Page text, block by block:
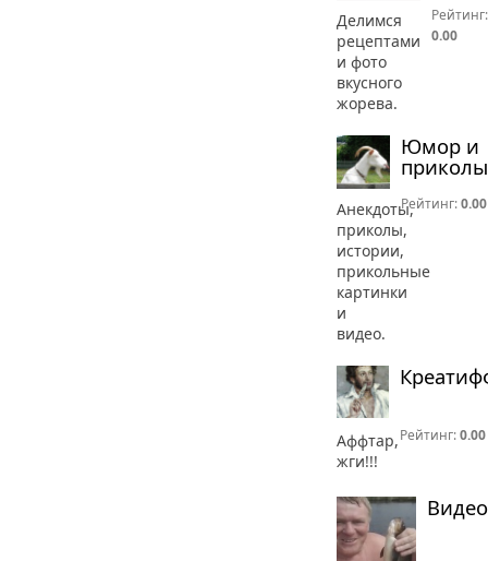
Делимся
рецептами
и фото
вкусного
жорева.
Рейтинг:
0.00
Юмор и
приколы
Анекдоты,
приколы,
истории,
прикольные
картинки
и
видео.
Рейтинг:0.00
Аффтар,
жги!!!
Рейтинг:0.00
Видео